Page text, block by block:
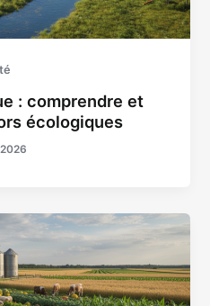
: comprendre et
écologiques